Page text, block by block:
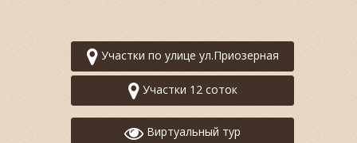
Участки по улице ул.Приозерная
Участки 12 соток
Виртуальный тур